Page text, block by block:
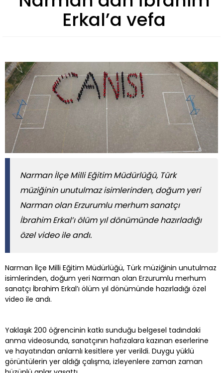
Erkal’a vefa
Narman İlçe Milli Eğitim Müdürlüğü, Türk
müziğinin unutulmaz isimlerinden, doğum yeri
Narman olan Erzurumlu merhum sanatçı
İbrahim Erkal’ı ölüm yıl dönümünde hazırladığı
özel video ile andı.
Narman İlçe Milli Eğitim Müdürlüğü, Türk müziğinin unutulmaz
isimlerinden, doğum yeri Narman olan Erzurumlu merhum
sanatçı İbrahim Erkal’ı ölüm yıl dönümünde hazırladığı özel
video ile andı.
Yaklaşık 200 öğrencinin katkı sunduğu belgesel tadındaki
anma videosunda, sanatçının hafızalara kazınan eserlerine
ve hayatından anlamlı kesitlere yer verildi. Duygu yüklü
görüntülerin yer aldığı çalışma, izleyenlere zaman zaman